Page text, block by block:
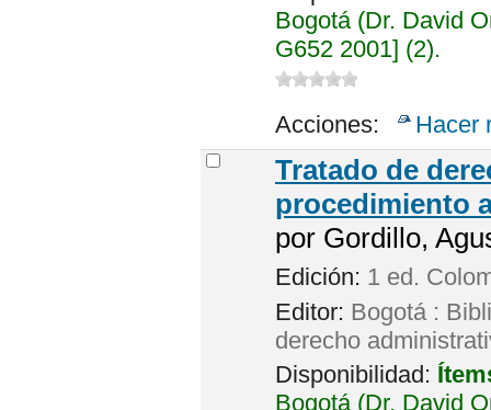
Bogotá (Dr. David
G652 2001] (2).
Acciones: Hacer
Tratado de
procedimiento
por Gordillo,
Edición: 1 ed.
Editor: Bogotá :
derecho
Disponibilidad:
Bogotá (Dr. David